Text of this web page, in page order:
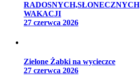
RADOSNYCH,SŁONECZNYCH
WAKACJI
27 czerwca 2026
Zielone Żabki na wycieczce
27 czerwca 2026